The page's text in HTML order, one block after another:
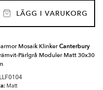
LÄGG I VARUKORG
Mosaik KlinkerCanterbury
Pärlgrå Moduler Matt 30x30
Matt